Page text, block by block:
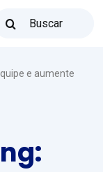
e aumente